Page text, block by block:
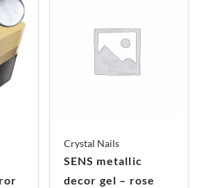
Crystal Nails
SENS metallic
decor gel – rose